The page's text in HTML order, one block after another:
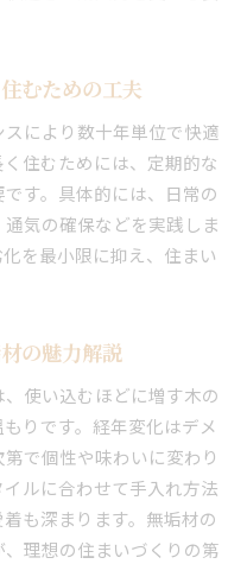
むための工夫
により数十年単位で快適
住むためには、定期的な
す。具体的には、日常の
気の確保などを実践しま
を最小限に抑え、住まい
の魅力解説
使い込むほどに増す木の
りです。経年変化はデメ
で個性や味わいに変わり
ルに合わせて手入れ方法
も深まります。無垢材の
理想の住まいづくりの第